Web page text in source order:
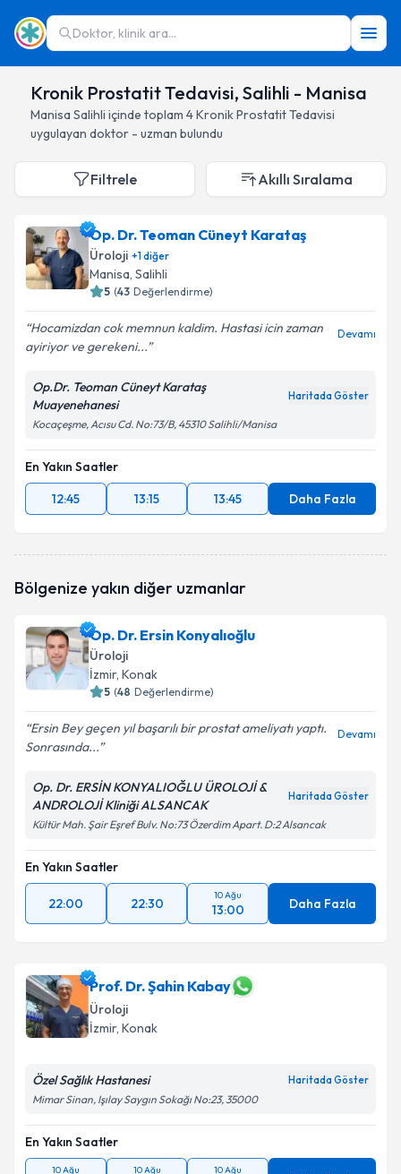
Doktor, klinik ara...
Kronik Prostatit Tedavisi, Salihli - Manisa
Manisa Salihli içinde toplam 4Kronik Prostatit Tedavisi
uygulayan doktor - uzman bulundu
Filtrele Akıllı Sıralama
Op. Dr. Teoman Cüneyt Karataş
Üroloji +1diğer
Manisa, Salihli
5 (43 Değerlendirme)
Hocamizdan cok memnun kaldim. Hastasi icin zaman
ayiriyor ve gerekeni...
Devamı
Op.Dr. Teoman Cüneyt Karataş
Muayenehanesi
Haritada Göster
Kocaçeşme, Acısu Cd. No:73/B, 45310 Salihli/Manisa
En Yakın Saatler
12:45
13:15 13:45 Daha Fazla
Bölgenize yakın diğer uzmanlar
Op. Dr. Ersin Konyalıoğlu
Üroloji
İzmir, Konak
5 (48 Değerlendirme)
Ersin Bey geçen yıl başarılı bir prostat ameliyatı yaptı.
Sonrasında...
Devamı
Op. Dr. ERSİN KONYALIOĞLU ÜROLOJİ &
ANDROLOJİ Kliniği ALSANCAK
Haritada Göster
Kültür Mah. Şair Eşref Bulv. No:73 Özerdim Apart. D:2 Alsancak
En Yakın Saatler
22:00 22:30
10 Ağu
13:00 Daha Fazla
Prof. Dr. Şahin Kabay
Üroloji
İzmir, Konak
Özel Sağlık Hastanesi Haritada Göster
Mimar Sinan, Işılay Saygın Sokağı No:23, 35000
En Yakın Saatler
10 Ağu 10 Ağu 10 Ağu